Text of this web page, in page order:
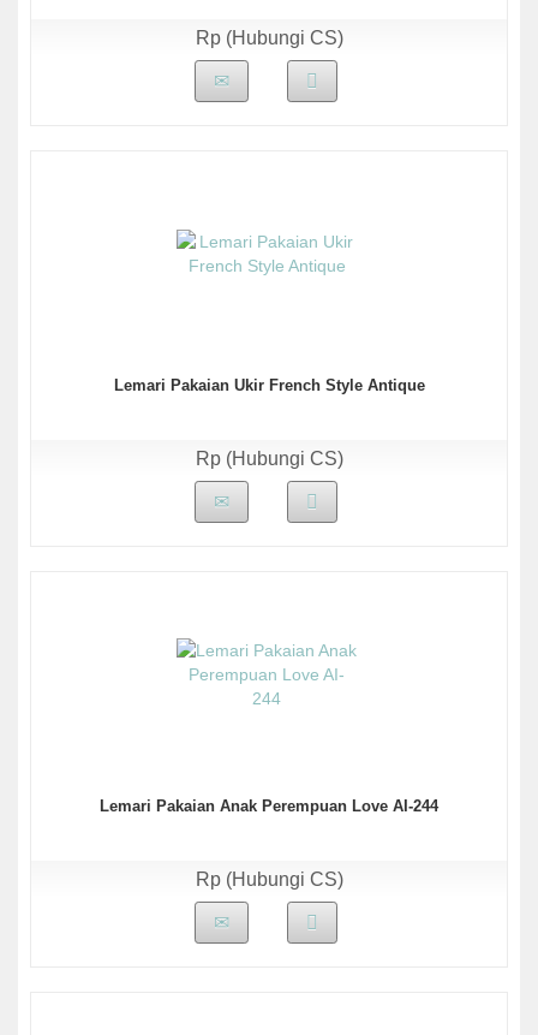
Rp (Hubungi CS)
Lemari Pakaian Ukir French Style Antique
Rp (Hubungi CS)
Lemari Pakaian Anak Perempuan Love AI-244
Rp (Hubungi CS)